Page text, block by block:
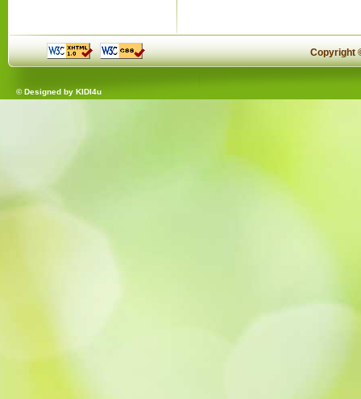
Copyright
© Designed by KIDI4u